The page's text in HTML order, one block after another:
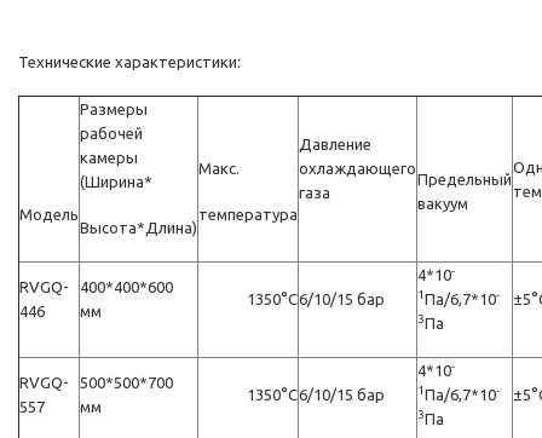
Технические характеристики:
Модель
Размеры
рабочей
камеры
(Ширина*
Высота*Длина)
Макс.
температура
Давление
охлаждающего
газа
Предельный
вакуум
RVGQ-
446
400*400*600
мм
1350°C6/10/15 бар
4*10-
1 Пa/6,7*10-
3Пa
RVGQ-
557
500*500*700
мм
1350°C6/10/15 бар
4*10-
1 Пa/6,7*10-
3Пa